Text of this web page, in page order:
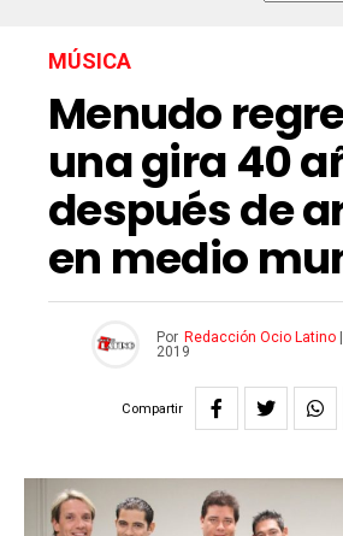
MÚSICA
Menudo
una gira 40
después de
en medio
Por Redacción Ocio Latino|
2019
Compartir